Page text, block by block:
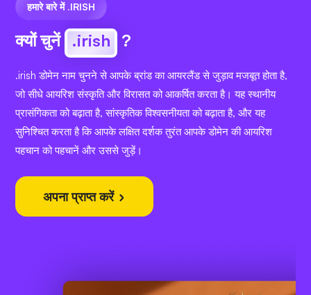
हमारे बारे में .IRISH
क्यों चुनें .irish ?
.irish डोमेन नाम चुनने से आपके ब्रांड का आयरलैंड से जुड़ाव मजबूत होता है,
जो सीधे आयरिश संस्कृति और विरासत को आकर्षित करता है। यह स्थानीय
प्रासंगिकता को बढ़ाता है, सांस्कृतिक विश्वसनीयता को बढ़ाता है, और यह
सुनिश्चित करता है कि आपके लक्षित दर्शक तुरंत आपके डोमेन की आयरिश
पहचान को पहचानें और उससे जुड़ें।
अपना प्राप्त करें